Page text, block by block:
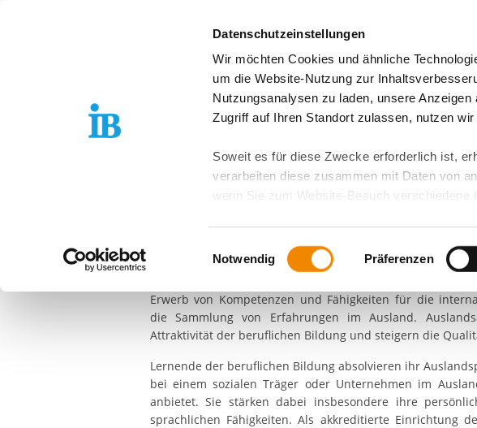
Datenschutzeinstellungen
Wir möchten Cookies und ähnliche
um die Website-Nutzung zur
Nutzungsanalysen zu laden, unsere
Zugriff auf Ihren Standort zulassen, nutzen
Soweit es für diese Zwecke erforderlich ist,
verarbeiten diese zusammen mit Daten von
wenn Sie zum Website-Besuch verschiedene
zusätzlichen Risiken für Ihre Daten führen
Weitere Details finden Sie in unseren
Sie möchten, dass alle Website-Funktionen
Kategorien auswählen. Sie können mittels
Ihre etwaige Einwilligung erstreckt sich nicht
der von Ihnen aufgerufenen und somit
aufgrund berechtigter Interessen und daher
Einwilligungsauswahl
Notwendig Präferenzen
Über uns
Standorte & Angebote
FREIER TRÄGER DER JUGEND-, SOZIAL- UND BILDUNGSARBEIT E.V.
Vorlesen
Erwerb von Kompetenzen und Fähigkeiten für die
die Sammlung von Erfahrungen im Ausland.
Attraktivität der beruflichen Bildung und steigern die
Lernende der beruflichen Bildung absolvieren ihr
bei einem sozialen Träger oder Unternehmen im
anbietet. Sie stärken dabei insbesondere ihre
sprachlichen Fähigkeiten. Als akkreditierte Einrichtung